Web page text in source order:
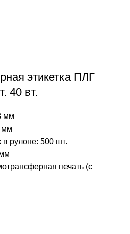
этикетка ПЛГ
40 вт.
мм
мм
в рулоне: 500 шт.
печать (с